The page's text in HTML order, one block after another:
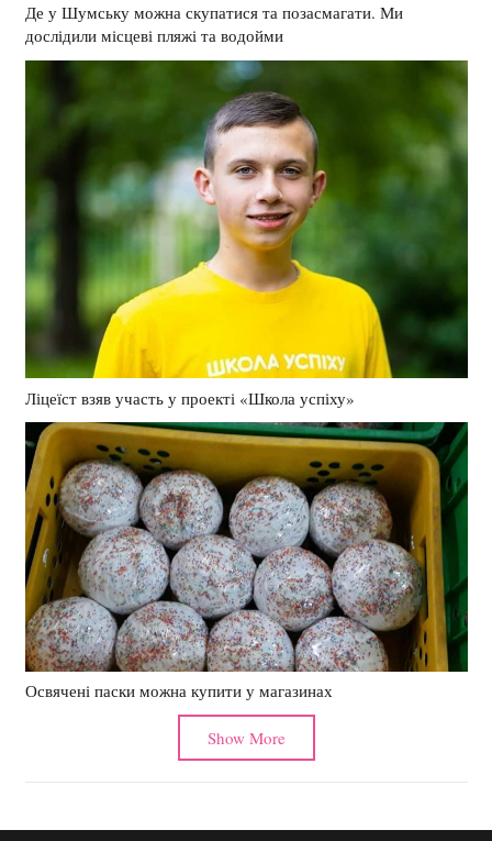
Де у Шумську можна скупатися та позасмагати. Ми
дослідили місцеві пляжі та водойми
Ліцеїст взяв участь у проекті «Школа успіху»
Освячені паски можна купити у магазинах
Show More